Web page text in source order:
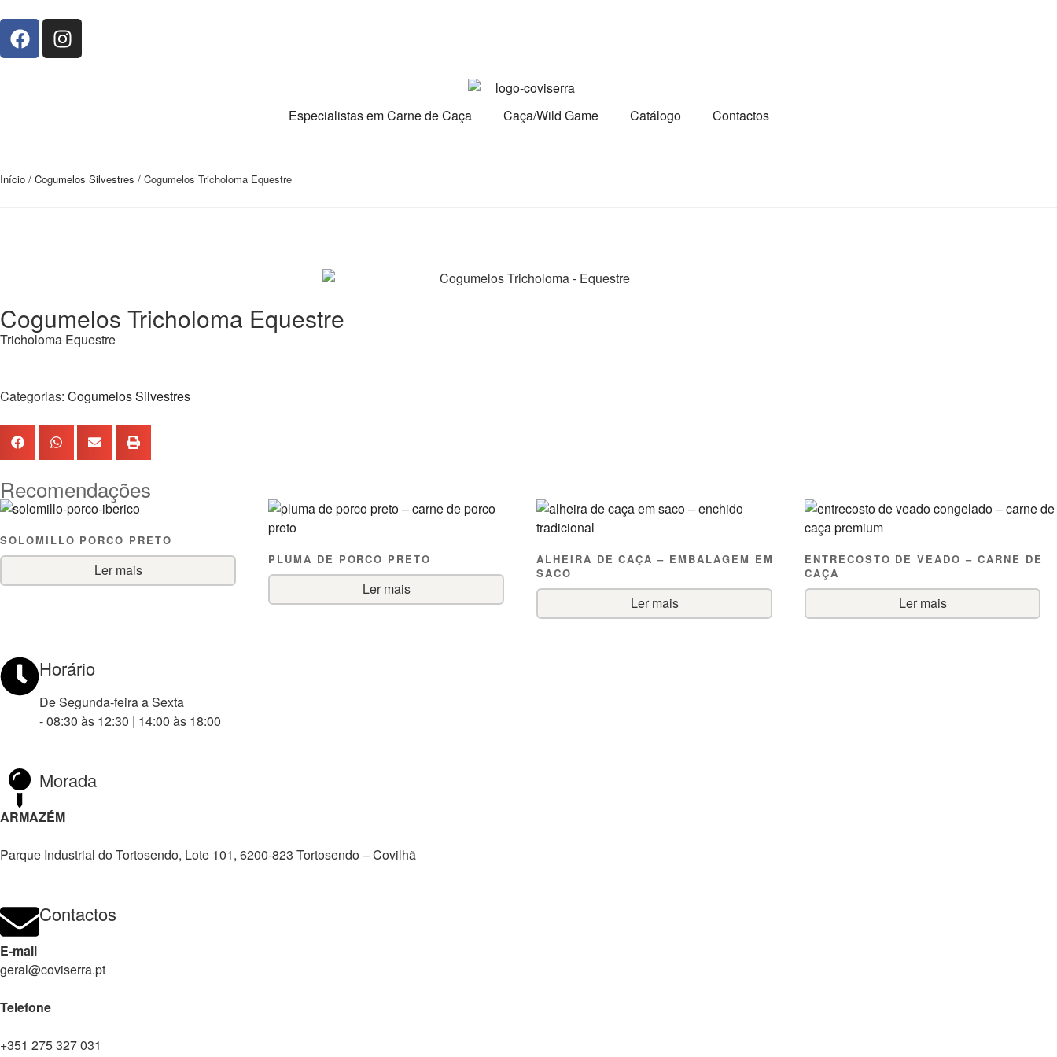
Especialistas em Carne de Caça Caça/Wild Game Catálogo Contactos
Início / Cogumelos Silvestres / Cogumelos Tricholoma Equestre
Cogumelos Tricholoma Equestre
Tricholoma Equestre
Categorias: Cogumelos Silvestres
Recomendações
SOLOMILLO PORCO PRETO
Ler mais
PLUMA DE PORCO PRETO
Ler mais
ALHEIRA DE CAÇA – EMBALAGEM EM
SACO
Ler mais
ENTRECOSTO DE VEADO – CARNE DE
CAÇA
Ler mais
Horário
De Segunda-feira a Sexta
- 08:30 às 12:30 | 14:00 às 18:00
Morada
ARMAZÉM
Parque Industrial do Tortosendo, Lote 101, 6200-823 Tortosendo – Covilhã
Contactos
E-mail
geral@coviserra.pt
Telefone
+351 275 327 031